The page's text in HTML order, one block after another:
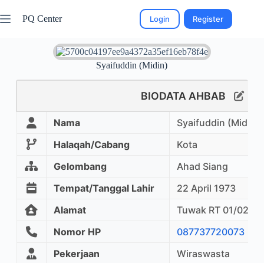
PQ Center Login Register
Syaifuddin (Midin)
BIODATA AHBAB
Nama
Syaifuddin (Midin)
Halaqah/Cabang
Kota
Gelombang
Ahad Siang
Tempat/Tanggal Lahir
22 April 1973
Alamat
Tuwak RT 01/02
Nomor HP
087737720073
Pekerjaan
Wiraswasta